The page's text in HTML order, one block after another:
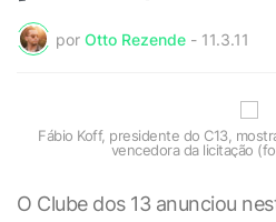
por Otto Rezende - 11.3.11
Fábio Koff, presidente do C13,
vencedora da licitação
O Clube dos 13 anunciou